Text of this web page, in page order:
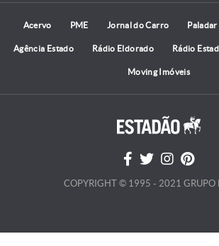
Acervo PME Jornal do Carro Paladar
Agência Estado Rádio Eldorado Rádio
Moving Imóveis
COPYRIGHT © 1995 - 2021 GRUPO